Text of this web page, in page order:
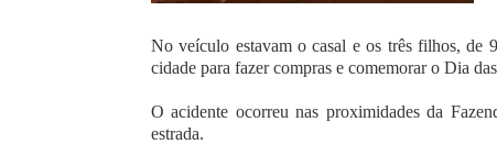
No veículo estavam o casal e os três filhos, de
cidade para fazer compras e comemorar o Dia
O acidente ocorreu nas proximidades da
estrada.